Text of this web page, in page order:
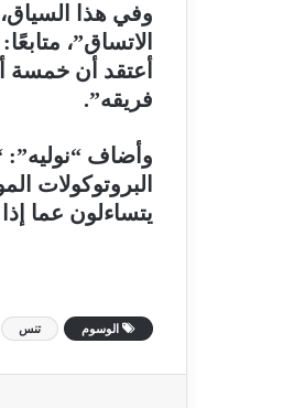
وفي هذا
الاتساق”،
أعتقد أن خمسة
فريقه”.
وأضاف “نوليه”:
البروتوكولات
يتساءلون عما
الوسوم تنس